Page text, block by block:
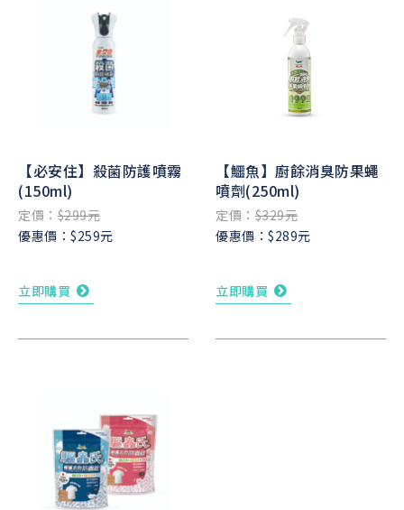
【必安住】殺菌防護噴霧
(150ml)
定價：$299元
優惠價：$259元
立即購買
【鱷魚】廚餘消臭防果蠅
噴劑(250ml)
定價：$329元
優惠價：$289元
立即購買